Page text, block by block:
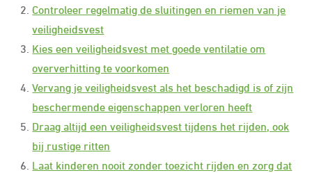
Controleer regelmatig de sluitingen en riemen van je
veiligheidsvest
Kies een veiligheidsvest met goede ventilatie om
oververhitting te voorkomen
Vervang je veiligheidsvest als het beschadigd is of zijn
beschermende eigenschappen verloren heeft
Draag altijd een veiligheidsvest tijdens het rijden, ook
bij rustige ritten
Laat kinderen nooit zonder toezicht rijden en zorg dat